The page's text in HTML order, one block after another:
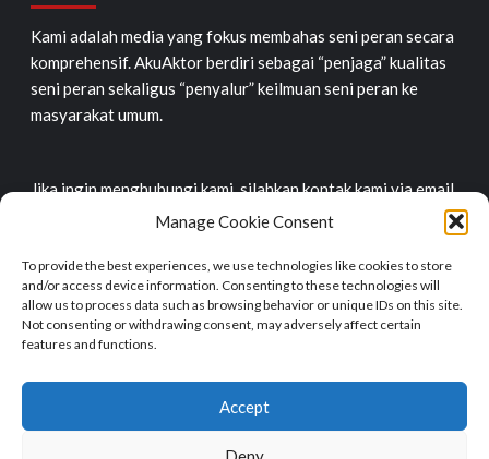
Manage Cookie Consent
To provide the best experiences, we use technologies like cookies to store
and/or access device information. Consenting to these technologies will
allow us to process data such as browsing behavior or unique IDs on this site.
Not consenting or withdrawing consent, may adversely affect certain
features and functions.
Accept
Kami adalah media yang fokus membahas seni peran secara
komprehensif. AkuAktor berdiri sebagai “penjaga” kualitas
seni peran sekaligus “penyalur” keilmuan seni peran ke
masyarakat umum.
Jika ingin menghubungi kami, silahkan kontak kami via email
akuaktor@gmail.com
Contact Us
Email: akuaktor@gmail.com
IG: @akuaktor
Twitter: @akuaktor